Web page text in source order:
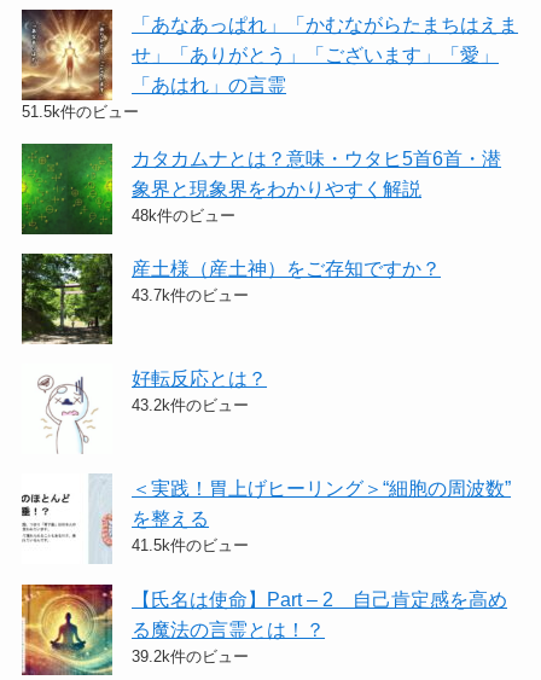
「あなあっぱれ」「かむながらたまちはえま
せ」「ありがとう」「ございます」「愛」
「あはれ」の言霊
51.5k件のビュー
カタカムナとは？意味・ウタヒ5首6首・潜
象界と現象界をわかりやすく解説
48k件のビュー
産土様（産土神）をご存知ですか？
43.7k件のビュー
好転反応とは？
43.2k件のビュー
＜実践！胃上げヒーリング＞​“細胞の周波数”
を整える
41.5k件のビュー
【氏名は使命】Part – 2 自己肯定感を高め
る魔法の言霊とは！？
39.2k件のビュー